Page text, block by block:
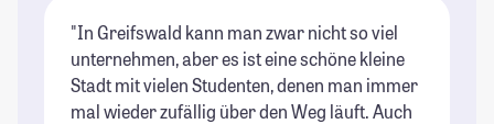
"In Greifswald kann man zwar nicht so viel
unternehmen, aber es ist eine schöne kleine
Stadt mit vielen Studenten, denen man immer
mal wieder zufällig über den Weg läuft. Auch